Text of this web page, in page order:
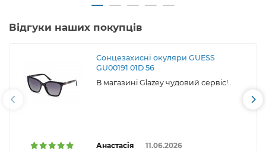
Відгуки наших покупців
Сонцезахисні окуляри GUESS
GU00191 01D 56
В магазині Glazey чудовий сервіс!..
Анастасія 11.06.2026